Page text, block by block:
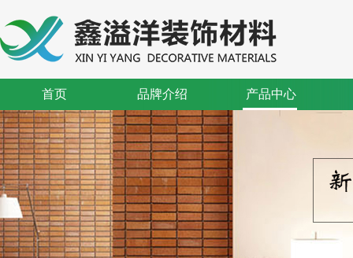
首页 品牌介绍 产品中心